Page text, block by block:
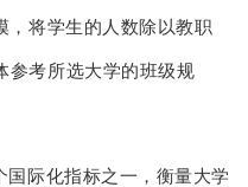
，将学生的人数除以教职
参考所选大学的班级规
国际化指标之一，衡量大学